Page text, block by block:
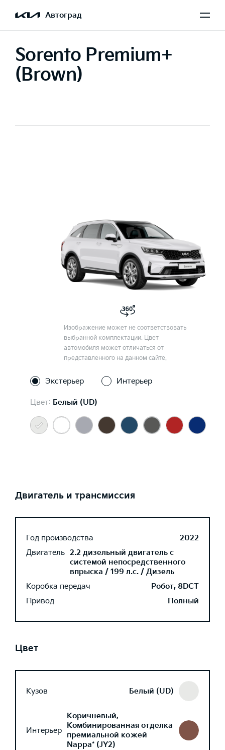
Автоград
Sorento Premium+
(Brown)
Изображение может не соответствовать
выбранной комплектации. Цвет
автомобиля может отличаться от
представленного на данном сайте.
Экстерьер Интерьер
Цвет: Белый (UD)
Двигатель и трансмиссия
Год производства
2022
Двигатель 2.2 дизельный двигатель с
системой непосредственного
впрыска / 199 л.с. / Дизель
Коробка передач
Робот, 8DCT
Привод
Полный
Цвет
Кузов Белый (UD)
Интерьер
Коричневый,
Комбинированная отделка
премиальной кожей
Nappa* (JY2)